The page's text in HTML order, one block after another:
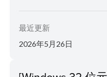
最近更新
2026年5月26日